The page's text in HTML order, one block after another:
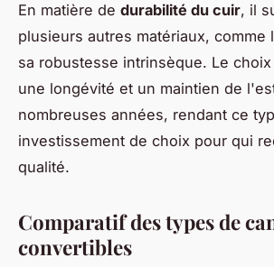
En matière de durabilité du cuir, il
plusieurs autres matériaux, comme
sa robustesse intrinsèque. Le
une longévité et un maintien de
nombreuses années, rendant ce
investissement de choix pour qui
qualité.
Comparatif des types de
convertibles